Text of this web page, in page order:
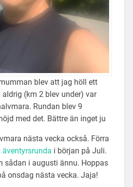
blev att jag höll ett
(km 2 blev under) var
Rundan blev 9
med det. Bättre än inget ju
nästa vecka också. Förra
äventyrsrunda i början på Juli.
sådan i augusti ännu. Hoppas
onsdag nästa vecka. Jaja!